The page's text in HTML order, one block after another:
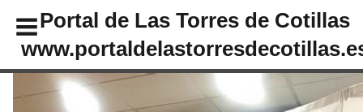
Portal de Las Torres de Cotillas